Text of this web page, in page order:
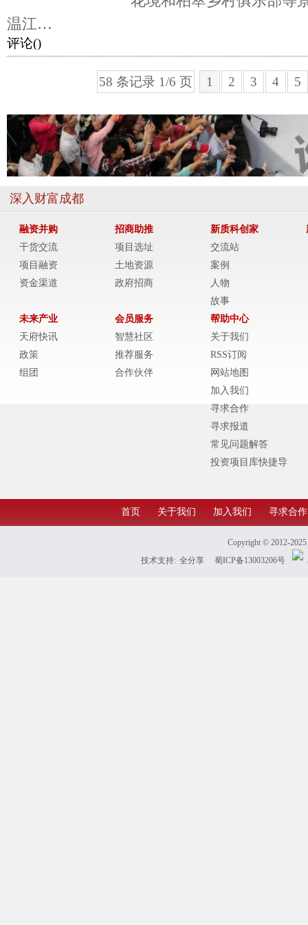
温江…
评论()
58 条记录 1/6 页 1 2 3 4 5
深入财富成都
融资并购
干货交流
项目融资
资金渠道
招商助推
项目选址
土地资源
政府招商
新质科创家
交流站
案例
人物
故事
未来产业
天府快讯
政策
组团
会员服务
智慧社区
推荐服务
合作伙伴
帮助中心
关于我们
RSS订阅
网站地图
加入我们
寻求合作
寻求报道
常见问题解答
投资项目库快捷导
首页 关于我们 加入我们 寻求合作
Copyright © 2012-2025
技术支持: 全分享 蜀ICP备13003206号